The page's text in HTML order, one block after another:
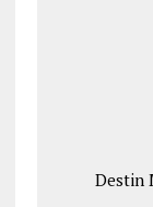
Destin